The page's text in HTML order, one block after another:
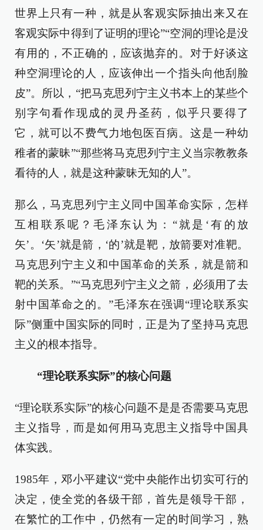
世界上只有一种，就是从客观实际抽出来又在
客观实际中得到了证明的理论”“空洞的理论是没
有用的，不正确的，应该抛弃的。对于好谈这
种空洞理论的人，应该伸出一个指头向他刮脸
皮”。所以，“把马克思列宁主义书本上的某些个
别字句看作现成的灵丹圣药，似乎只要得了
它，就可以不费气力地包医百病。这是一种幼
稚者的蒙昧”“那些将马克思列宁主义当宗教教条
看待的人，就是这种蒙昧无知的人”。
那么，马克思列宁主义同中国革命实际，怎样
互相联系呢？毛泽东认为：“就是‘有的放
矢’。‘矢’就是箭，‘的’就是靶，放箭要对准靶。
马克思列宁主义和中国革命的关系，就是箭和
靶的关系。”“马克思列宁主义之箭，必须用了去
射中国革命之的。”毛泽东在强调“理论联系实
际”侧重中国实际的同时，正是为了坚持马克思
主义的根本指导。
“理论联系实际”的核心问题
“理论联系实际”的核心问题不是是否需要马克思
主义指导，而是如何用马克思主义指导中国具
体实践。
1985年，邓小平建议“党中央能作出切实可行的
决定，使全党的各级干部，首先是领导干部，
在繁忙的工作中，仍然有一定的时间学习，熟